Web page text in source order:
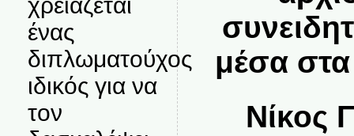
ένας
διπλωματούχος
ιδικός για να
τον
μέσα
Νίκος